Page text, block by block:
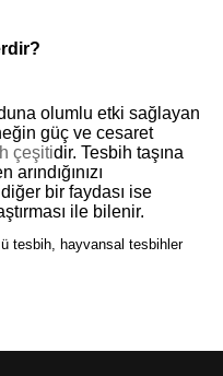
olumlu etki sağlayan
güç ve cesaret
çeşitidir. Tesbih taşına
bir faydası ise
ile bilenir.
tesbih, hayvansal tesbihler